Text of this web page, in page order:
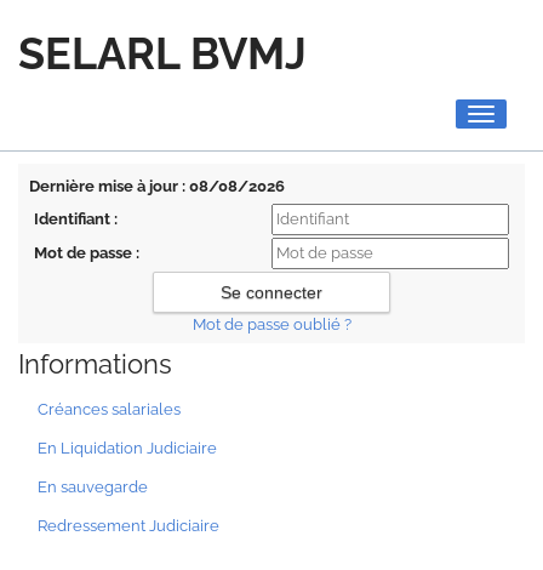
SELARL BVMJ
Toggle
Dernière mise à jour : 08/08/2026
Identifiant :
Mot de passe :
Mot de passe oublié ?
Informations
Créances salariales
En Liquidation Judiciaire
En sauvegarde
Redressement Judiciaire